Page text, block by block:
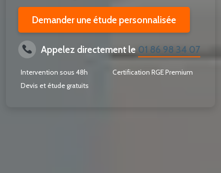
Demander une étude personnalisée
Appelez directement le 01 86 98 34 07
Intervention sous 48h
Certification RGE Premium
Devis et étude gratuits